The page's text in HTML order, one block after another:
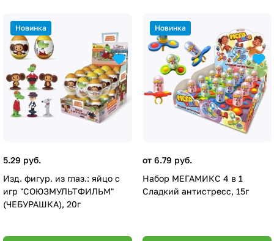
Новинка
5.29 руб.
Изд. фигур. из глаз.: яйцо с
игр "СОЮЗМУЛЬТФИЛЬМ"
(ЧЕБУРАШКА), 20г
Новинка
от 6.79 руб.
Набор МЕГАМИКС 4 в 1
Сладкий антистресс, 15г